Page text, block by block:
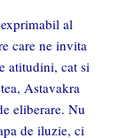
al
care ne invita
atitudini, cat si
Astavakra
eliberare. Nu
de iluzie, ci